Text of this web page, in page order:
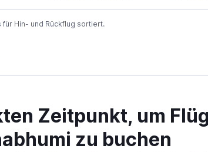
Hin- und Rückflug sortiert.
Zeitpunkt, um
zu buchen